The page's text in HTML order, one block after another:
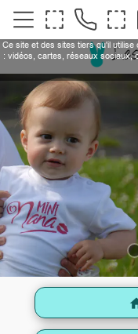
Ce site et des sites tiers qu'il
: vidéos, cartes, réseaux sociaux,